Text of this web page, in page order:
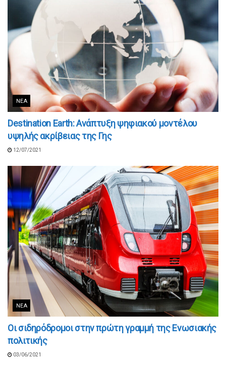
ΝΈΑ
Destination Earth: Ανάπτυξη ψηφιακού μοντέλου
υψηλής ακρίβειας της Γης
12/07/2021
ΝΈΑ
Οι σιδηρόδρομοι στην πρώτη γραμμή της Ενωσιακής
πολιτικής
03/06/2021